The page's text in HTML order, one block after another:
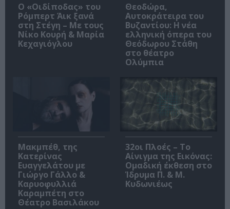
O «Οιδίποδας» του
Ρόμπερτ Άικ ξανά
στη Στέγη – Με τους
Νίκο Κουρή & Μαρία
Κεχαγιόγλου
Θεοδώρα,
Αυτοκράτειρα του
Βυζαντίου: Η νέα
ελληνική όπερα του
Θεόδωρου Στάθη
στο θέατρο
Ολύμπια
Μακμπέθ, της
Κατερίνας
Ευαγγελάτου με
Γιώργο Γάλλο &
Καρυοφυλλιά
Καραμπέτη στο
Θέατρο Βασιλάκου
32οι Πλοές – Το
Αίνιγμα της Εικόνας:
Ομαδική έκθεση στο
Ίδρυμα Π. & Μ.
Κυδωνιέως